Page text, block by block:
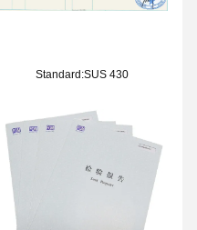
Standard:SUS 430